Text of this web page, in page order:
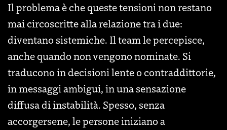
Il problema è che queste tensioni non restano
mai circoscritte alla relazione tra i due:
diventano sistemiche. Il team le percepisce,
anche quando non vengono nominate. Si
traducono in decisioni lente o contraddittorie,
in messaggi ambigui, in una sensazione
diffusa di instabilità. Spesso, senza
accorgersene, le persone iniziano a